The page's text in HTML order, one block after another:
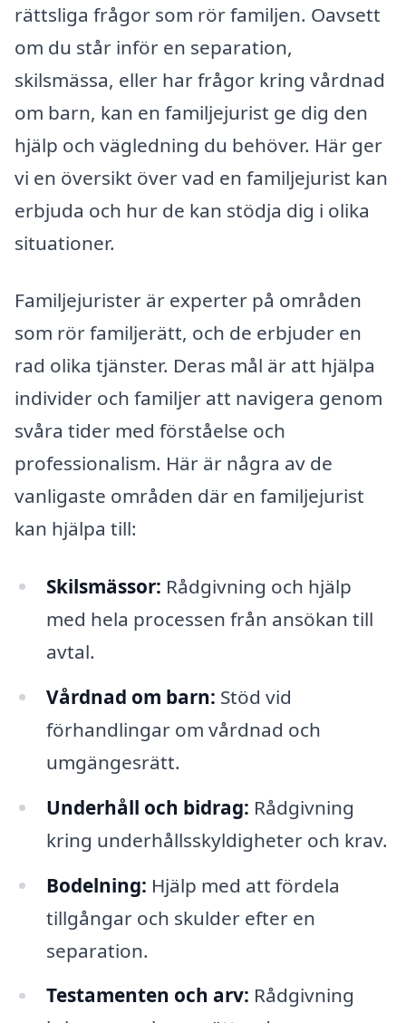
rättsliga frågor som rör familjen. Oavsett
om du står inför en separation,
skilsmässa, eller har frågor kring vårdnad
om barn, kan en familjejurist ge dig den
hjälp och vägledning du behöver. Här ger
vi en översikt över vad en familjejurist kan
erbjuda och hur de kan stödja dig i olika
situationer.
Familjejurister är experter på områden
som rör familjerätt, och de erbjuder en
rad olika tjänster. Deras mål är att hjälpa
individer och familjer att navigera genom
svåra tider med förståelse och
professionalism. Här är några av de
vanligaste områden där en familjejurist
kan hjälpa till:
Skilsmässor: Rådgivning och hjälp
med hela processen från ansökan till
avtal.
Vårdnad om barn: Stöd vid
förhandlingar om vårdnad och
umgängesrätt.
Underhåll och bidrag: Rådgivning
kring underhållsskyldigheter och krav.
Bodelning: Hjälp med att fördela
tillgångar och skulder efter en
separation.
Testamenten och arv: Rådgivning